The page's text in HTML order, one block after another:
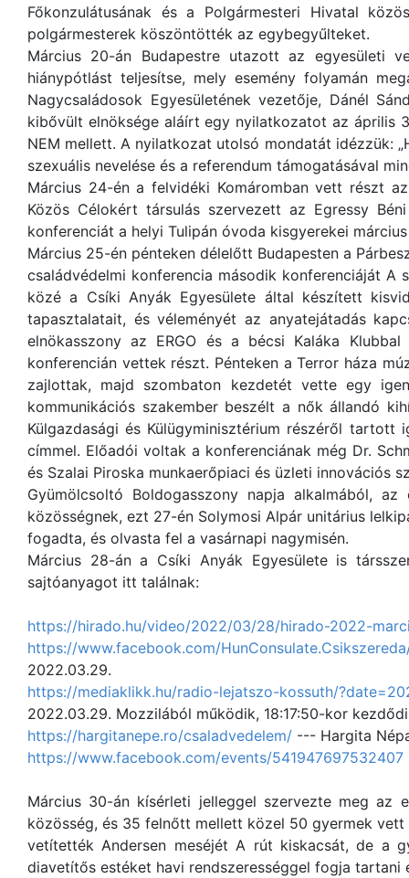
Főkonzulátusának és a Polgármesteri Hivatal
polgármesterek köszöntötték az egybegyűlteket.
Március 20-án Budapestre utazott az egyesületi
hiánypótlást teljesítse, mely esemény folyamán
Nagycsaládosok Egyesületének vezetője, Dánél
kibővült elnöksége aláírt egy nyilatkozatot az április
NEM mellett. A nyilatkozat utolsó mondatát idézzük:
szexuális nevelése és a referendum támogatásával
Március 24-én a felvidéki Komáromban vett részt
Közös Célokért társulás szervezett az Egressy
konferenciát a helyi Tulipán óvoda kisgyerekei
Március 25-én pénteken délelőtt Budapesten a
családvédelmi konferencia második konferenciáját A
közé a Csíki Anyák Egyesülete által készített
tapasztalatait, és véleményét az anyatejátadás
elnökasszony az ERGO és a bécsi Kaláka
konferencián vettek részt. Pénteken a Terror háza
zajlottak, majd szombaton kezdetét vette egy
kommunikációs szakember beszélt a nők állandó
Külgazdasági és Külügyminisztérium részéről
címmel. Előadói voltak a konferenciának még Dr.
és Szalai Piroska munkaerőpiaci és üzleti innovációs
Gyümölcsoltó Boldogasszony napja alkalmából,
közösségnek, ezt 27-én Solymosi Alpár unitárius
fogadta, és olvasta fel a vasárnapi nagymisén.
Március 28-án a Csíki Anyák Egyesülete is
sajtóanyagot itt találnak:
https://hirado.hu/video/2022/03/28/hirado-2022-
https://www.facebook.com/
2022.03.29.
https://mediaklikk.hu/radio-lejatszo-kossuth/
2022.03.29. Mozzilából működik, 18:17:50-kor
https://hargitanepe.ro/csaladvedelem/ --- Hargita
https://www.facebook.com/events/541947697532407
Március 30-án kísérleti jelleggel szervezte meg az
közösség, és 35 felnőtt mellett közel 50 gyermek
vetítették Andersen meséjét A rút kiskacsát, de a
diavetítős estéket havi rendszerességgel fogja